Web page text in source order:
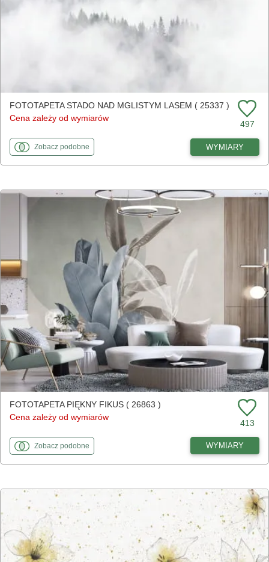
FOTOTAPETA STADO NAD MGLISTYM LASEM ( 25337 )
Cena zależy od wymiarów
497
Zobaczfototapety
podobnedo Stado nad mglistym lasem WYMIARY
FOTOTAPETA PIĘKNY FIKUS ( 26863 )
Cena zależy od wymiarów
413
Zobaczfototapety
podobnedo Piękny fikus WYMIARY